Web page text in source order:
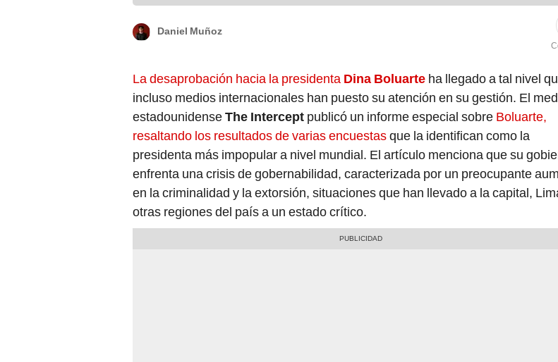
Daniel Muñoz
La desaprobación hacia la presidenta Dina Boluarte ha llegado a tal nivel
incluso medios internacionales han puesto su atención en su gestión. El
estadounidenseThe Intercept publicó un informe especial sobre Boluarte,
resaltando los resultados de varias encuestasque la identifican como la
presidenta más impopular a nivel mundial. El artículo menciona que su
enfrenta una crisis de gobernabilidad, caracterizada por un preocupante
en la criminalidad y la extorsión, situaciones que han llevado a la capital,
otras regiones del país a un estado crítico.